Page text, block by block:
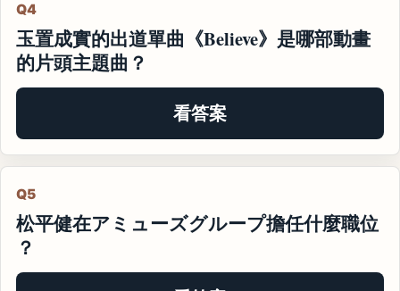
Q4
玉置成實的出道單曲《Believe》是哪部動畫
的片頭主題曲？
看答案
Q5
松平健在アミューズグループ擔任什麼職位
？